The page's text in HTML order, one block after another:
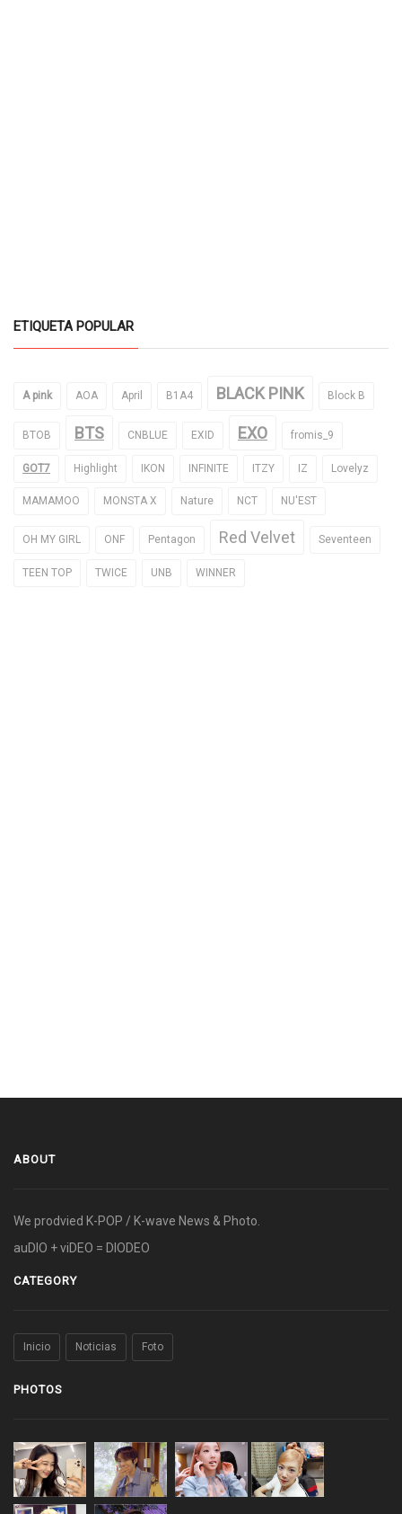
ETIQUETA POPULAR
A pink AOA April B1A4 BLACK PINK Block B
BTOB BTS CNBLUE EXID EXO fromis_9
GOT7 Highlight IKON INFINITE ITZY IZ Lovelyz
MAMAMOO MONSTA X Nature NCT NU'EST
OH MY GIRL ONF Pentagon Red Velvet Seventeen
TEEN TOP TWICE UNB WINNER
ABOUT
We prodvied K-POP / K-wave News & Photo.
auDIO + viDEO = DIODEO
CATEGORY
Inicio Noticias Foto
PHOTOS